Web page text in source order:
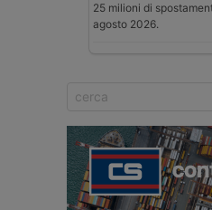
25 milioni di
agosto 2026.